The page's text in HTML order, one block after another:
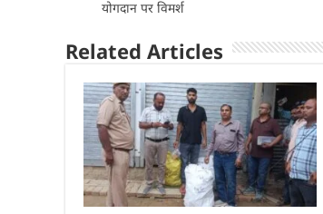
p
p
o
o
k
योगदान पर विमर्श
Related Articles